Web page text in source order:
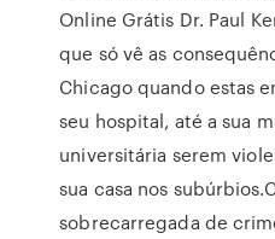
Online Grátis Dr. Paul
que só vê as
Chicago quando estas
seu hospital, até a sua
universitária serem
sua casa nos
sobrecarregada de